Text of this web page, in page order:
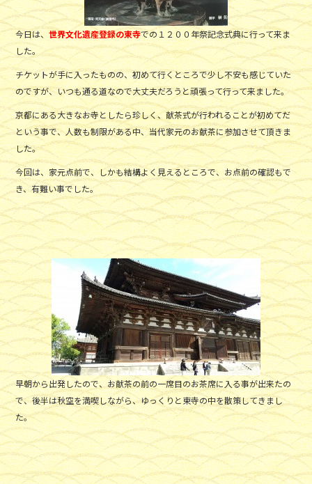
今日は、世界文化遺産登録の東寺での１２００年祭記念式典に行って来ま
した。
チケットが手に入ったものの、初めて行くところで少し不安も感じていた
のですが、いつも通る道なので大丈夫だろうと頑張って行って来ました。
京都にある大きなお寺としたら珍しく、献茶式が行われることが初めてだ
という事で、人数も制限がある中、当代家元のお献茶に参加させて頂きま
した。
今回は、家元点前で、しかも結構よく見えるところで、お点前の確認もで
き、有難い事でした。
早朝から出発したので、お献茶の前の一席目のお茶席に入る事が出来たの
で、後半は秋空を満喫しながら、ゆっくりと東寺の中を散策してきまし
た。